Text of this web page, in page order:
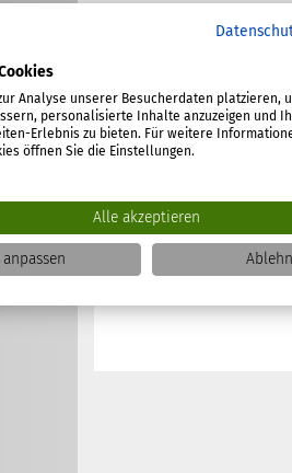
Einzelelement
ohne Verdünnen
Analyse unserer Besucherdaten platzieren,
personalisierte Inhalte anzuzeigen und
Erlebnis zu bieten. Für weitere
öffnen Sie die Einstellungen.
Alle akzeptieren